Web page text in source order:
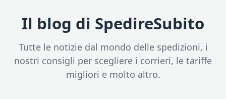
Il blog di SpedireSubito
Tutte le notizie dal mondo delle spedizioni, i
nostri consigli per scegliere i corrieri, le tariffe
migliori e molto altro.